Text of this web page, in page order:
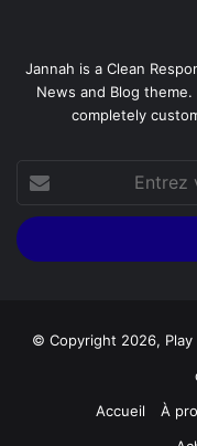
Jannah is a Clean
News and Blog
completely
votre
adresse
Email
© Copyright 2026,
Accueil
À